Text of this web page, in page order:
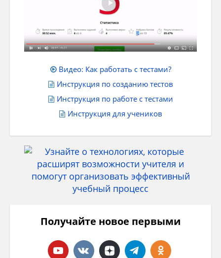
Видео: Как работать с тестами?
Инструкция по созданию тестов
Инструкция по работе с тестами
Инструкция для учеников
Получайте новое первыми